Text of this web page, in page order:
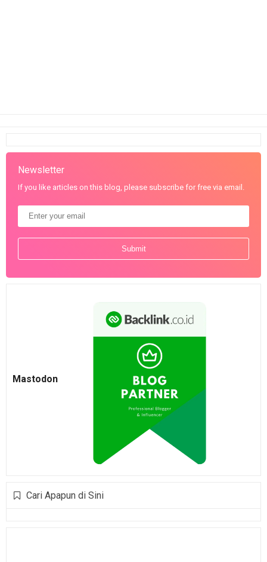
Newsletter
If you like articles on this blog, please subscribe for free via email.
Mastodon
Cari Apapun di Sini